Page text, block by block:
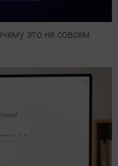
это не совсем